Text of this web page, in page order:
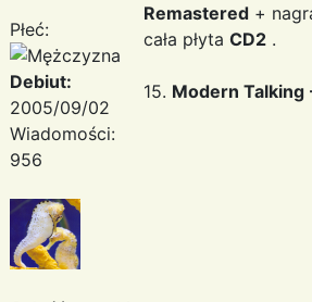
Płeć:
Debiut:
2005/09/02
Wiadomości:
956
Remastered +
cała płyta CD2 .
15. Modern